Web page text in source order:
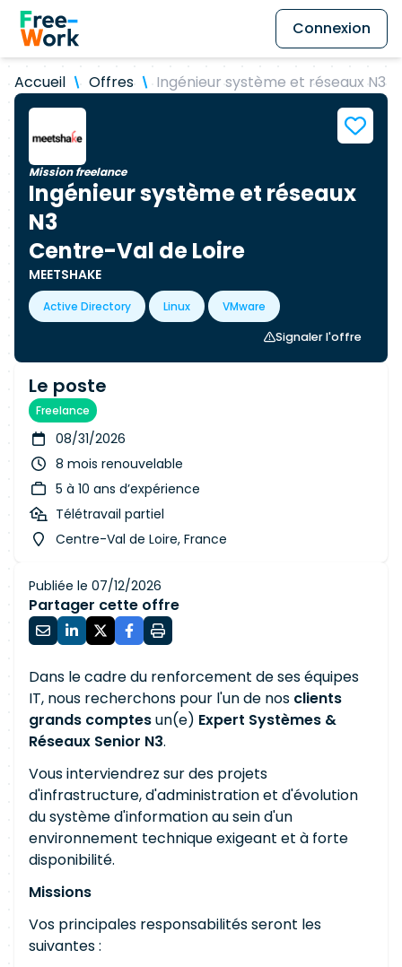
Connexion
Accueil Offres Ingénieur système et réseaux N3
Mission freelance
Ingénieur système et réseaux
N3
Centre-Val de Loire
MEETSHAKE
Active Directory Linux
VMware
Signaler l'offre
Le poste
Freelance
08/31/2026
8 mois renouvelable
5 à 10 ans d’expérience
Télétravail partiel
Centre-Val de Loire, France
Publiée le 07/12/2026
Partager cette offre
Dans le cadre du renforcement de ses équipes
IT, nous recherchons pour l'un de nos clients
grands comptesun(e) Expert Systèmes &
Réseaux Senior N3.
Vous interviendrez sur des projets
d'infrastructure, d'administration et d'évolution
du système d'information au sein d'un
environnement technique exigeant et à forte
disponibilité.
Missions
Vos principales responsabilités seront les
suivantes :